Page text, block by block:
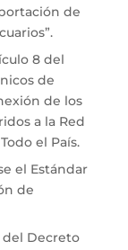
de
8 del
de
de los
a la Red
el País.
el Estándar
de
del Decreto